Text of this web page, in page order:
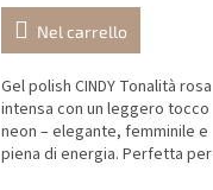
Nel carrello
Gel polish CINDY Tonalità rosa
intensa con un leggero tocco
neon – elegante, femminile e
piena di energia. Perfetta per